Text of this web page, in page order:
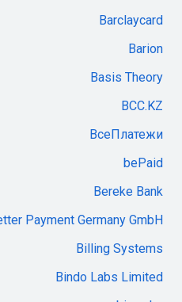
Barclaycard
Barion
Basis Theory
BCC.KZ
ВсеПлатежи
bePaid
Bereke Bank
Payment Germany GmbH
Billing Systems
Bindo Labs Limited